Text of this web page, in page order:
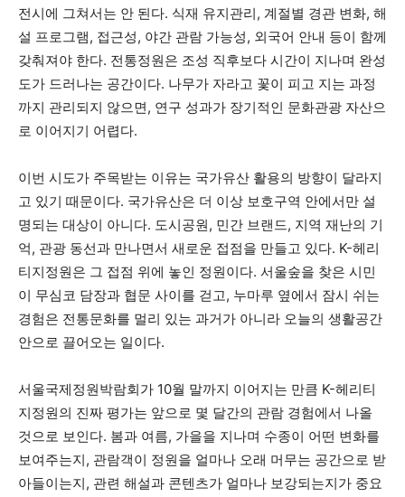
전시에 그쳐서는 안 된다. 식재 유지관리, 계절별 경관 변화, 해
설 프로그램, 접근성, 야간 관람 가능성, 외국어 안내 등이 함께
갖춰져야 한다. 전통정원은 조성 직후보다 시간이 지나며 완성
도가 드러나는 공간이다. 나무가 자라고 꽃이 피고 지는 과정
까지 관리되지 않으면, 연구 성과가 장기적인 문화관광 자산으
로 이어지기 어렵다.
이번 시도가 주목받는 이유는 국가유산 활용의 방향이 달라지
고 있기 때문이다. 국가유산은 더 이상 보호구역 안에서만 설
명되는 대상이 아니다. 도시공원, 민간 브랜드, 지역 재난의 기
억, 관광 동선과 만나면서 새로운 접점을 만들고 있다. K-헤리
티지정원은 그 접점 위에 놓인 정원이다. 서울숲을 찾은 시민
이 무심코 담장과 협문 사이를 걷고, 누마루 옆에서 잠시 쉬는
경험은 전통문화를 멀리 있는 과거가 아니라 오늘의 생활공간
안으로 끌어오는 일이다.
서울국제정원박람회가 10월 말까지 이어지는 만큼 K-헤리티
지정원의 진짜 평가는 앞으로 몇 달간의 관람 경험에서 나올
것으로 보인다. 봄과 여름, 가을을 지나며 수종이 어떤 변화를
보여주는지, 관람객이 정원을 얼마나 오래 머무는 공간으로 받
아들이는지, 관련 해설과 콘텐츠가 얼마나 보강되는지가 중요